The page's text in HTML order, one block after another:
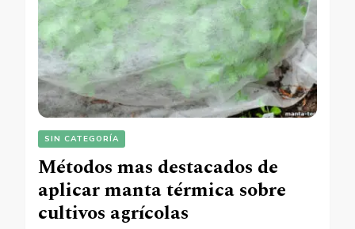
SIN CATEGORÍA
Métodos mas destacados de
aplicar manta térmica sobre
cultivos agrícolas